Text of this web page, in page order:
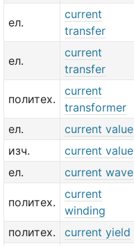
ел.
current
transfer
ел.
current
transfer
политех.
current
transformer
ел. current value
изч.
current value
ел.
current wave
политех.
current
winding
политех. current yield